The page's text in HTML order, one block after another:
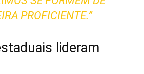
PROFICIENTE.”
lideram